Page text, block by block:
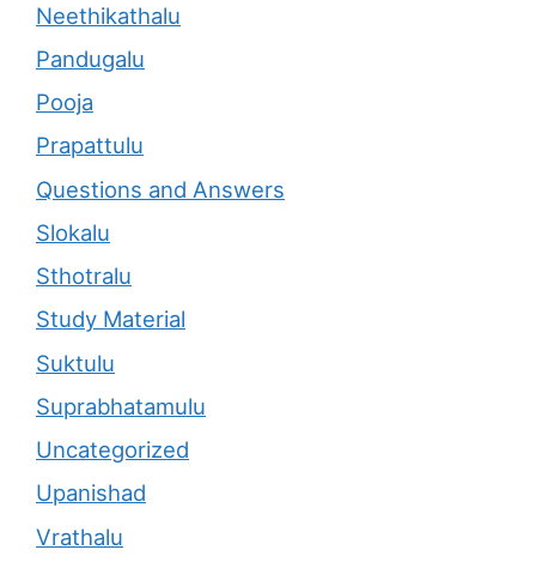
Neethikathalu
Pandugalu
Pooja
Prapattulu
Questions and Answers
Slokalu
Sthotralu
Study Material
Suktulu
Suprabhatamulu
Uncategorized
Upanishad
Vrathalu